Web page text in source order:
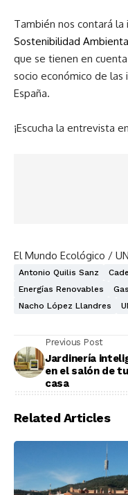
También nos contará la
Sostenibilidad
que se tienen en
socio económico de
España.
¡Escucha la entrevista
El Mundo Ecológico /
Antonio Quilis Sanz
Energías Renovables
Gas
Nacho López Llandres
Previous Post
Jardinería
en el salón de tu
casa
Related Articles